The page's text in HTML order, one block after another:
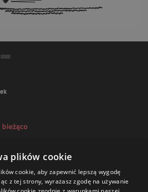
plików cookie
cookie, aby zapewnić lepszą wygodę
z tej strony, wyrażasz zgodę na używanie